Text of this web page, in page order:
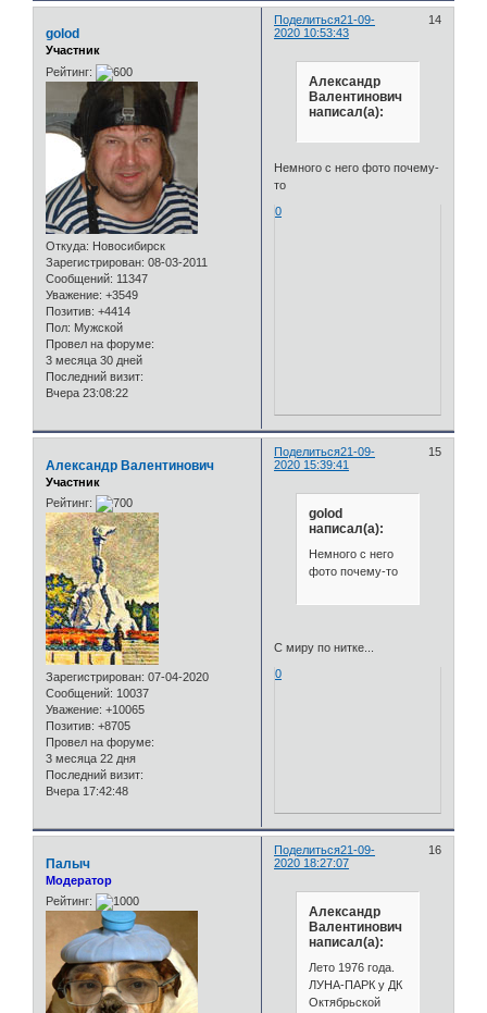
Поделиться 14
21-09-
2020 10:53:43
golod
Участник
Рейтинг:
Откуда: Новосибирск
Зарегистрирован: 08-03-2011
Сообщений: 11347
Уважение: +3549
Позитив: +4414
Пол: Мужской
Провел на форуме:
3 месяца 30 дней
Последний визит:
Вчера 23:08:22
Александр
Валентинович
написал(а):
Немного с него фото почему-
то
0
Поделиться 15
21-09-
2020 15:39:41
Александр Валентинович
Участник
Рейтинг:
Зарегистрирован: 07-04-2020
Сообщений: 10037
Уважение: +10065
Позитив: +8705
Провел на форуме:
3 месяца 22 дня
Последний визит:
Вчера 17:42:48
golod
написал(а):
Немного с него
фото почему-то
С миру по нитке...
0
Поделиться 16
21-09-
2020 18:27:07
Палыч
Модератор
Рейтинг:
Александр
Валентинович
написал(а):
Лето 1976 года.
ЛУНА-ПАРК у ДК
Октябрьской